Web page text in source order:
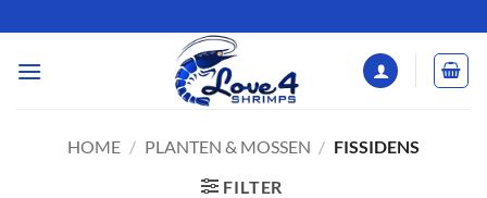
naar
inhoud
HOME / PLANTEN & MOSSEN / FISSIDENS
FILTER